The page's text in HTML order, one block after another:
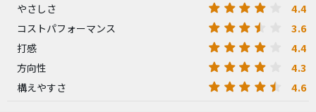
やさしさ 4.4
コストパフォーマンス 3.6
打感 4.4
方向性 4.3
構えやすさ 4.6